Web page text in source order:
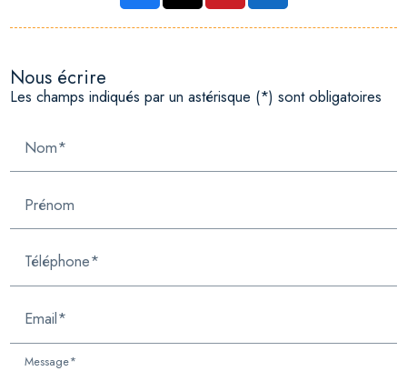
Nous écrire
Les champs indiqués par un astérisque (*) sont obligatoires
Nom*
Prénom
Téléphone*
Email*
Message*